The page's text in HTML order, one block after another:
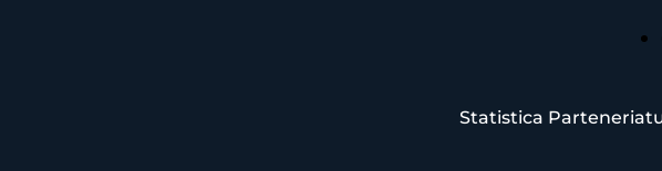
Statistica